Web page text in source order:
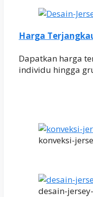
Harga
Dapatkan harga
individu hingga
konveksi-
desain-